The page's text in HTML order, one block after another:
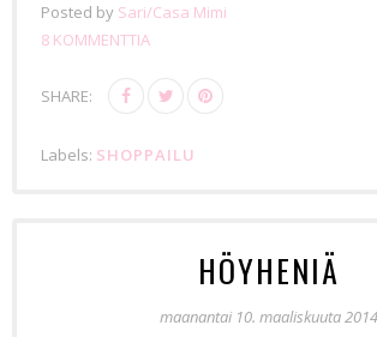
Posted by Sari/Casa Mimi
8 KOMMENTTIA
SHARE:
Labels: SHOPPAILU
HÖYHENIÄ
maanantai 10. maaliskuuta 2014